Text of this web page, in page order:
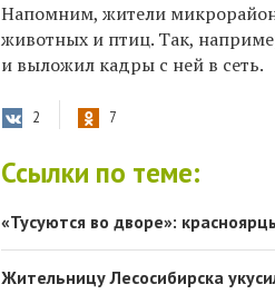
Напомним, жители
животных и птиц. Так,
и выложил кадры с ней в сеть.
2 7
Ссылки по теме:
«Тусуются во дворе»:
Жительницу Лесосибирска